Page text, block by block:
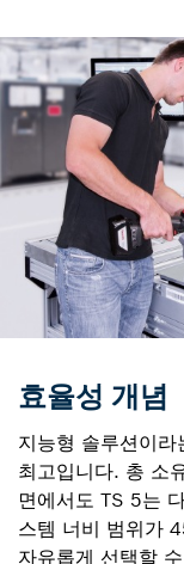
효율성 개념
지능형 솔루션이
최고입니다. 총 소
면에서도 TS 5는
스템 너비 범위가
자유롭게 선택할